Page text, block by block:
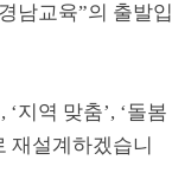
남교육”의 출발입
‘지역 맞춤’, ‘돌봄
재설계하겠습니